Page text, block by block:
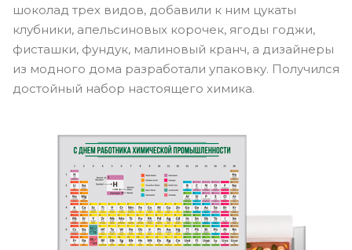
шоколад трех видов, добавили к ним цукаты
клубники, апельсиновых корочек, ягоды годжи,
фисташки, фундук, малиновый кранч, а дизайнеры
из модного дома разработали упаковку. Получился
достойный набор настоящего химика.